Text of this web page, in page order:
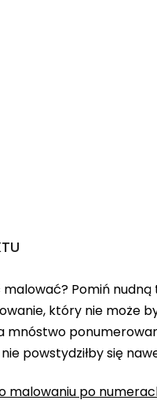
Pomiń nudną
który nie może
mnóstwo
powstydziłby się
malowaniu po